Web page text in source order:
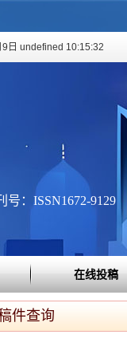
日 undefined 10:15:33
：ISSN1672-9129
在线投稿
件查询